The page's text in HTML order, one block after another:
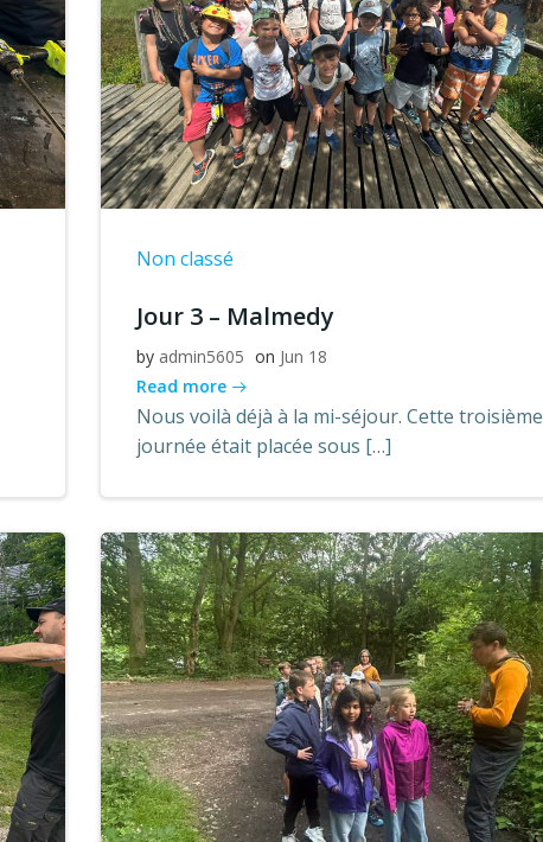
Non classé
Jour 3 – Malmedy
by admin5605 on Jun 18
Read more
Nous voilà déjà à la mi-séjour. Cette troisième
journée était placée sous […]